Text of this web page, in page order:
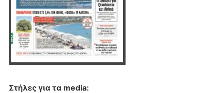
Στήλες για τα media: